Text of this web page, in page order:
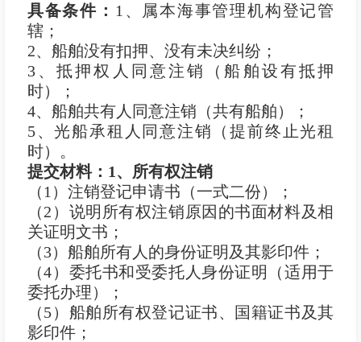
具备条件： 1、属本海事管理机构登记管
辖；
2、船舶没有扣押、没有未决纠纷；
3、抵押权人同意注销（船舶设有抵押
时）；
4、船舶共有人同意注销（共有船舶）；
5、光船承租人同意注销（提前终止光租
时）。
提交材料： 1 、所有权注销
（1）注销登记申请书（一式二份）；
（2）说明所有权注销原因的书面材料及相
关证明文书；
（3）船舶所有人的身份证明及其影印件；
（4）委托书和受委托人身份证明（适用于
委托办理）；
（5）船舶所有权登记证书、国籍证书及其
影印件；